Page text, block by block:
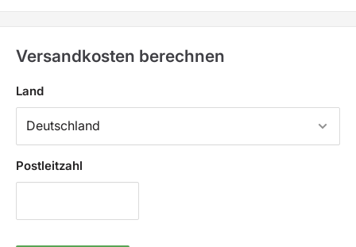
Versandkosten berechnen
Land
Postleitzahl